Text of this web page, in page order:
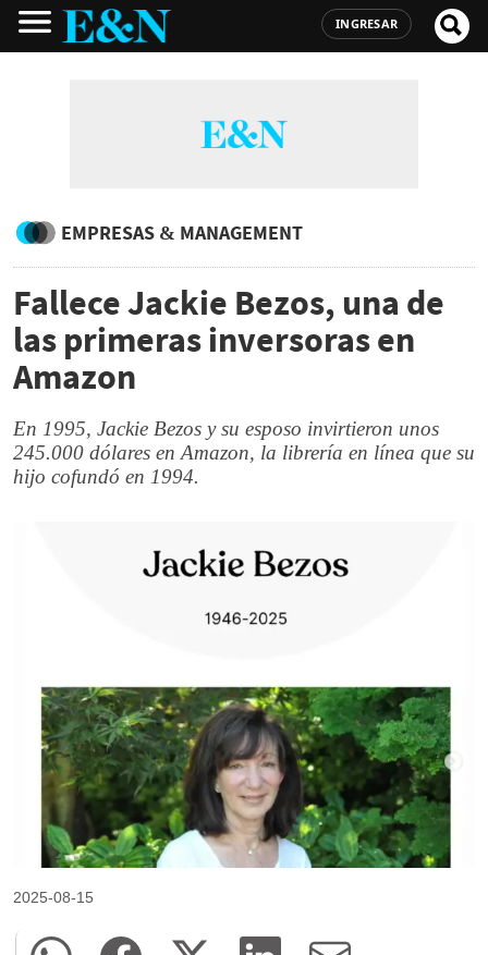
INGRESAR
EMPRESAS & MANAGEMENT
Fallece Jackie Bezos, una de
las primeras inversoras en
Amazon
En 1995, Jackie Bezos y su esposo invirtieron unos
245.000 dólares en Amazon, la librería en línea que su
hijo cofundó en 1994.
2025-08-15